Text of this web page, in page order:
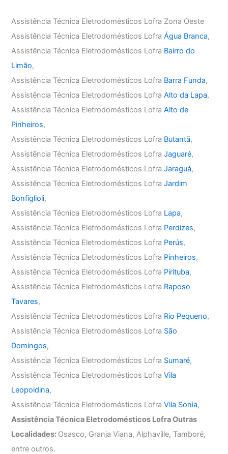
Assistência Técnica Eletrodomésticos Lofra Zona Oeste
Assistência Técnica Eletrodomésticos LofraÁgua Branca,
Assistência Técnica Eletrodomésticos Lofra Bairro do
Limão,
Assistência Técnica Eletrodomésticos Lofra Barra Funda,
Assistência Técnica Eletrodomésticos LofraAlto da Lapa,
Assistência Técnica Eletrodomésticos LofraAlto de
Pinheiros,
Assistência Técnica Eletrodomésticos Lofra Butantã,
Assistência Técnica Eletrodomésticos LofraJaguaré,
Assistência Técnica Eletrodomésticos LofraJaraguá,
Assistência Técnica Eletrodomésticos LofraJardim
Bonfiglioli,
Assistência Técnica Eletrodomésticos Lofra Lapa,
Assistência Técnica Eletrodomésticos Lofra Perdizes,
Assistência Técnica Eletrodomésticos Lofra Perús,
Assistência Técnica Eletrodomésticos Lofra Pinheiros,
Assistência Técnica Eletrodomésticos Lofra Pirituba,
Assistência Técnica Eletrodomésticos Lofra Raposo
Tavares,
Assistência Técnica Eletrodomésticos Lofra Rio Pequeno,
Assistência Técnica Eletrodomésticos Lofra São
Domingos,
Assistência Técnica Eletrodomésticos Lofra Sumaré,
Assistência Técnica Eletrodomésticos LofraVila
Leopoldina,
Assistência Técnica Eletrodomésticos LofraVila Sonia,
Assistência Técnica Eletrodomésticos Lofra Outras
Localidades: Osasco, Granja Viana, Alphaville, Tamboré,
entre outros.